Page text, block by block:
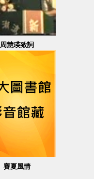
周慧瑛致詞
賽夏風情